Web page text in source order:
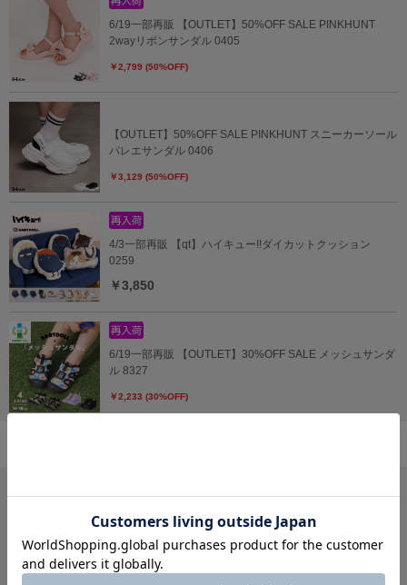
6/19一部再販 【OUTLET】50%OFF SALE PINKHUNT
2wayリボンサンダル 0405
￥2,799 (50%OFF)
【OUTLET】50%OFF SALE PINKHUNT スニーカーソール
バレエサンダル 0406
￥3,129 (50%OFF)
4/3一部再販 【qt】ハイキュー!!ダイカットクッション
0259
￥3,850
6/19一部再販 【OUTLET】30%OFF SALE メッシュサンダ
ル 8327
￥2,233 (30%OFF)
サイズ・カテゴリから探す
新生児
～70cm
ベビー キッズ